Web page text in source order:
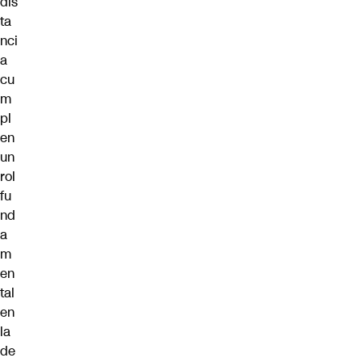
ta
nci
a
cu
m
pl
en
un
rol
fu
nd
a
m
en
tal
en
la
de